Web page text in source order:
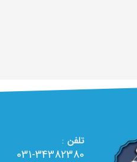
تلفن :
031-34382380